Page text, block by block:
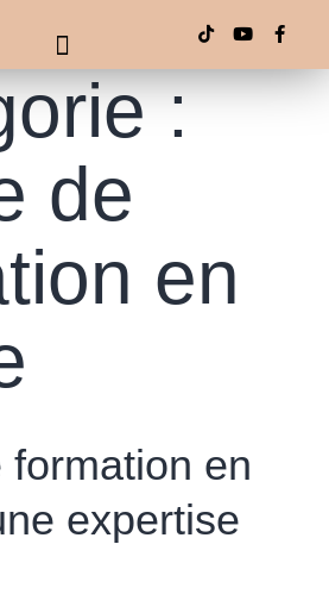
:
de
en
formation en
expertise